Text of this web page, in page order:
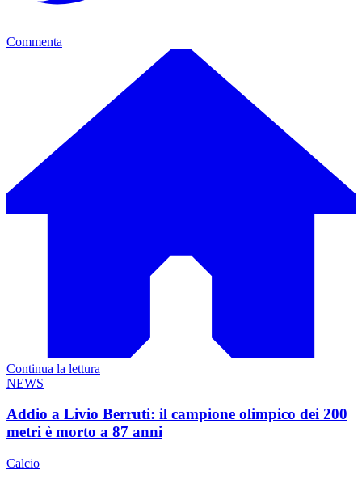
Commenta
Continua la lettura
NEWS
Addio a Livio Berruti: il campione olimpico dei 200
metri è morto a 87 anni
Calcio